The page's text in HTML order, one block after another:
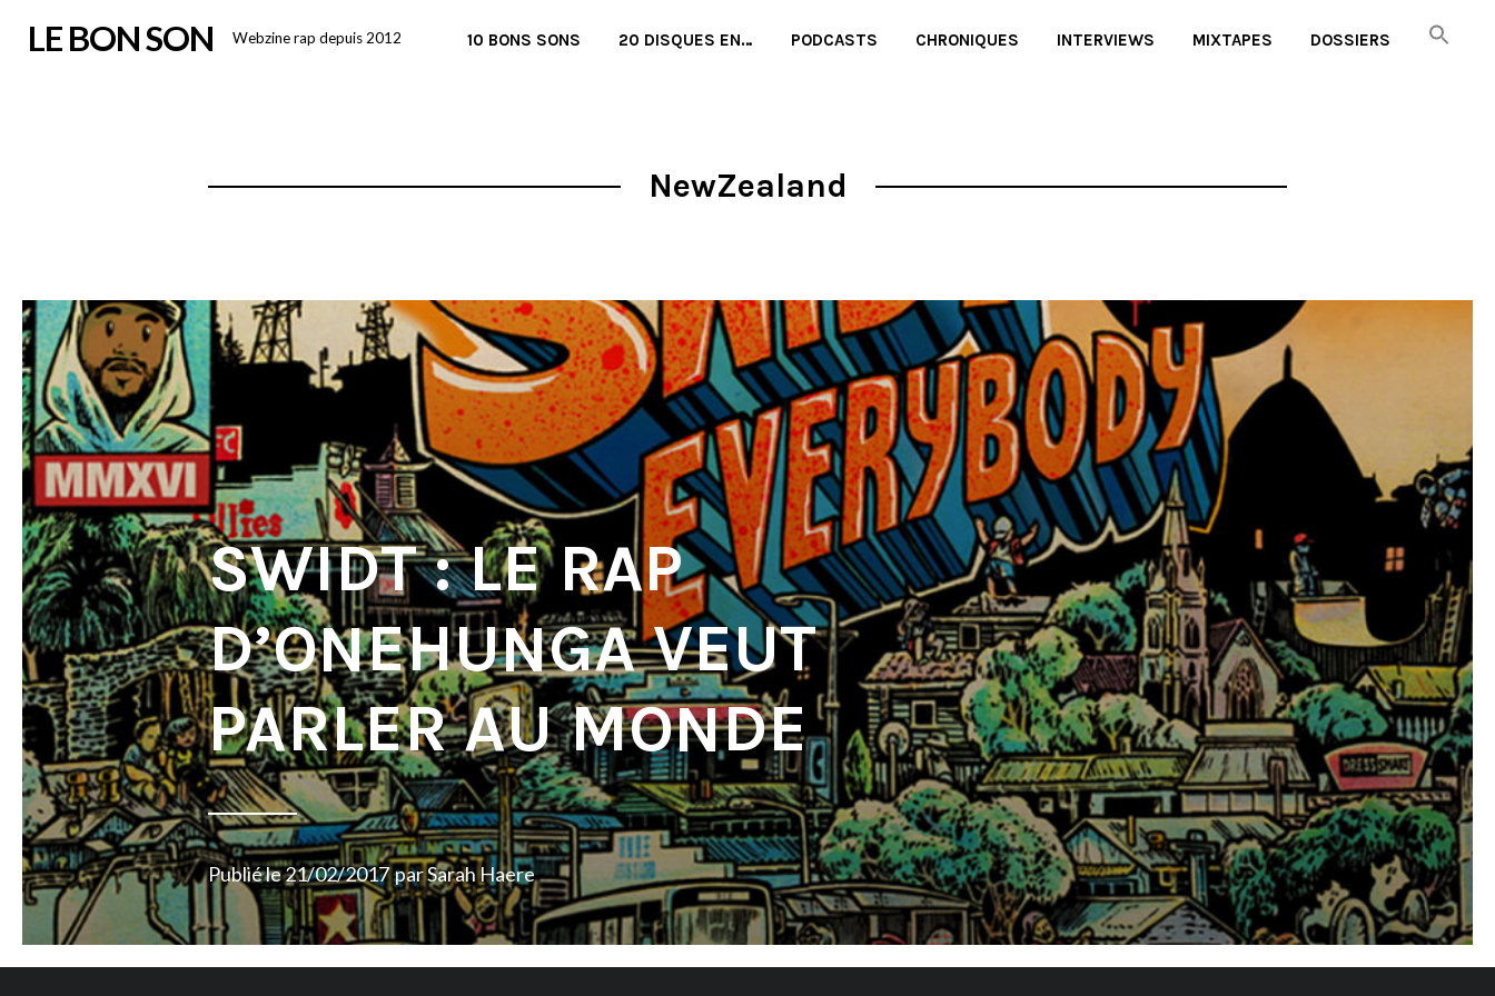
LE BON SON Webzine rap depuis 2012 10 BONS SONS 20 DISQUES EN… PODCASTS CHRONIQUES INTERVIEWS MIXTAPES DOSSIERS
NewZealand
SWIDT : LE RAP
D’ONEHUNGA VEUT
PARLER AU MONDE
Publié le21/02/2017 parSarah Haere